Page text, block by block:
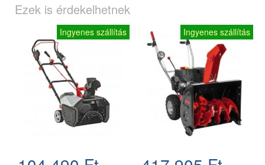
Ezek is érdekelhetnek
Ingyenes szállítás Ingyenes szállítás